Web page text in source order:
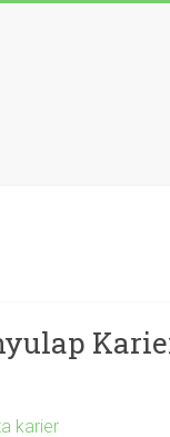
karier